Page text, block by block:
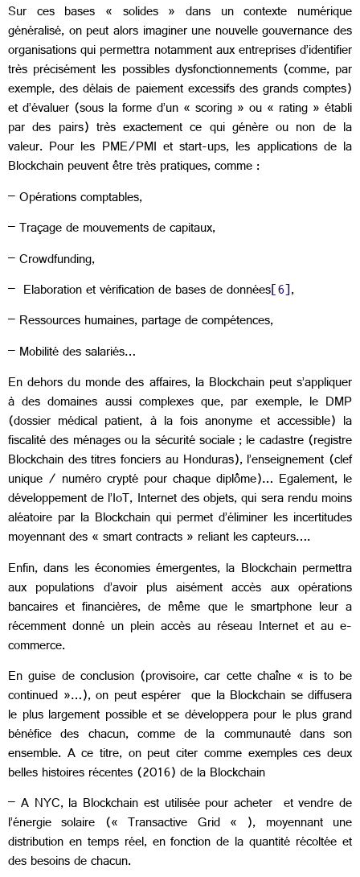
Sur ces bases « solides » dans un contexte numérique
généralisé, on peut alors imaginer une nouvelle gouvernance des
organisations qui permettra notamment aux entreprises d’identifier
très précisément les possibles dysfonctionnements (comme, par
exemple, des délais de paiement excessifs des grands comptes)
et d’évaluer (sous la forme d’un « scoring » ou « rating » établi
par des pairs) très exactement ce qui génère ou non de la
valeur. Pour les PME/PMI et start-ups, les applications de la
Blockchain peuvent être très pratiques, comme :
– Opérations comptables,
– Traçage de mouvements de capitaux,
– Crowdfunding,
– Elaboration et vérification de bases de données[6],
– Ressources humaines, partage de compétences,
– Mobilité des salariés…
En dehors du monde des affaires, la Blockchain peut s’appliquer
à des domaines aussi complexes que, par exemple, le DMP
(dossier médical patient, à la fois anonyme et accessible) la
fiscalité des ménages ou la sécurité sociale ; le cadastre (registre
Blockchain des titres fonciers au Honduras), l’enseignement (clef
unique / numéro crypté pour chaque diplôme)… Egalement, le
développement de l’IoT, Internet des objets, qui sera rendu moins
aléatoire par la Blockchain qui permet d’éliminer les incertitudes
moyennant des « smart contracts » reliant les capteurs….
Enfin, dans les économies émergentes, la Blockchain permettra
aux populations d’avoir plus aisément accès aux opérations
bancaires et financières, de même que le smartphone leur a
récemment donné un plein accès au réseau Internet et au e-
commerce.
En guise de conclusion (provisoire, car cette chaîne « is to be
continued »…), on peut espérer que la Blockchain se diffusera
le plus largement possible et se développera pour le plus grand
bénéfice des chacun, comme de la communauté dans son
ensemble. A ce titre, on peut citer comme exemples ces deux
belles histoires récentes (2016) de la Blockchain
– A NYC, la Blockchain est utilisée pour acheter et vendre de
l’énergie solaire (« Transactive Grid « ), moyennant une
distribution en temps réel, en fonction de la quantité récoltée et
des besoins de chacun.